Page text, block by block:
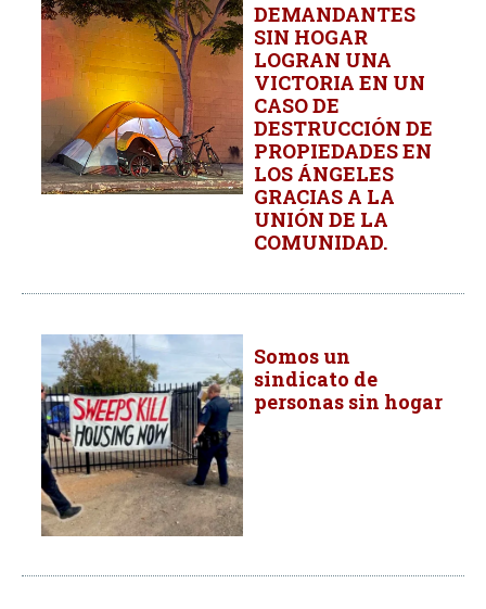
DEMANDANTES
SIN HOGAR
LOGRAN UNA
VICTORIA EN UN
CASO DE
DESTRUCCIÓN DE
PROPIEDADES EN
LOS ÁNGELES
GRACIAS A LA
UNIÓN DE LA
COMUNIDAD.
Somos un
sindicato de
personas sin hogar